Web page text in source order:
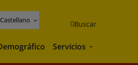
Castellano Buscar
Servicios Servicios